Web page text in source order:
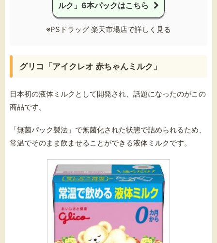
ルク」6本パックはこちら
※PSドラッグ 楽天市場店で詳しく見る
グリコ「アイクレオ 赤ちゃんミルク」
日本初の液体ミルクとして開発され、話題になったのがこの
商品です。
「無菌パック製法」で無菌化された状態で詰められるため、
常温でそのまま飲ませることができる液体ミルクです。